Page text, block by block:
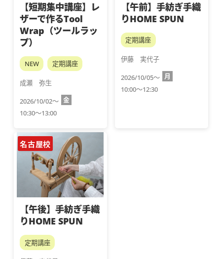
【短期集中講座】レ
ザーで作るTool
Wrap（ツールラッ
プ）
NEW 定期講座
成瀬　弥生
2026/10/02～ 金
10:30～13:00
【午前】手紡ぎ手織
りHOME SPUN
定期講座
伊藤　実代子
2026/10/05～ 月
10:00～12:30
名古屋校
【午後】手紡ぎ手織
りHOME SPUN
定期講座